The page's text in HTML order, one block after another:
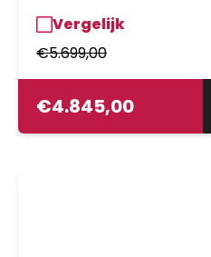
Vergelijk
€5.699,00
€4.845,00